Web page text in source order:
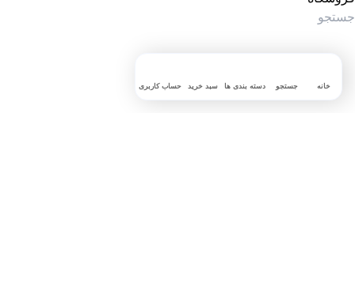
خانه جستجو دسته بندی ها سبد خرید حساب کاربری